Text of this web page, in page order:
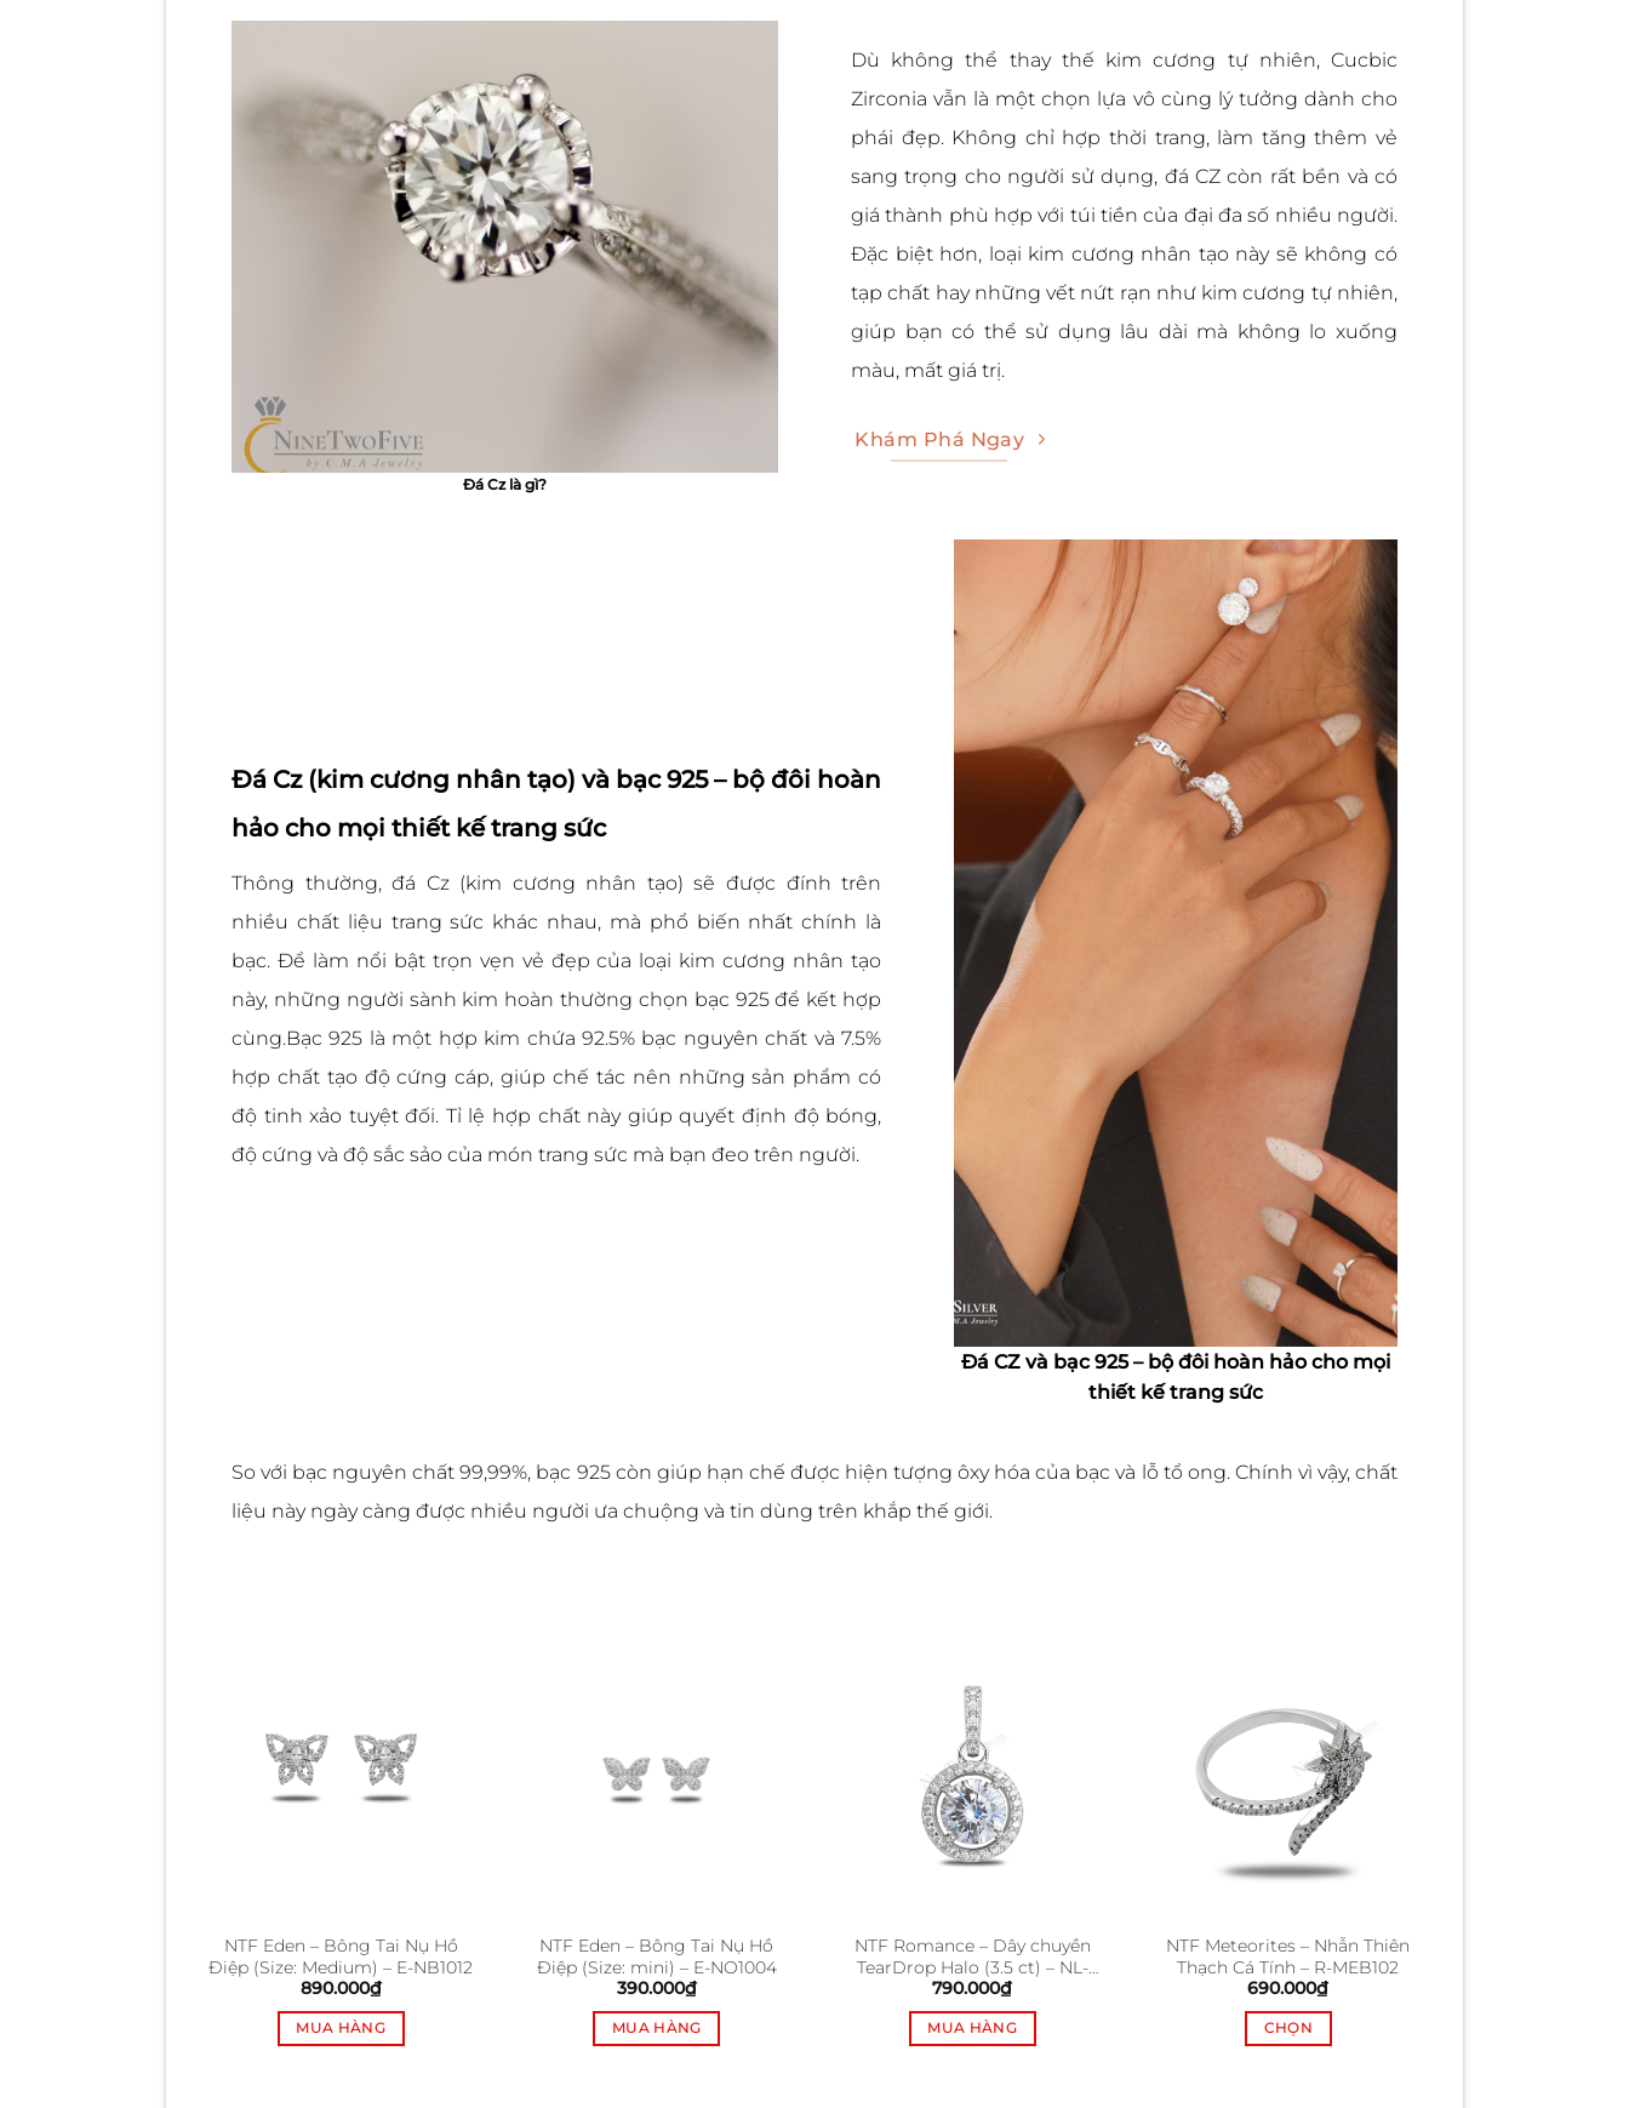
Đá Cz là gì?
Dù không thể thay thế kim cương tự nhiên, Cucbic
Zirconia vẫn là một chọn lựa vô cùng lý tưởng dành cho
phái đẹp. Không chỉ hợp thời trang, làm tăng thêm vẻ
sang trọng cho người sử dụng, đá CZ còn rất bền và có
giá thành phù hợp với túi tiền của đại đa số nhiều người.
Đặc biệt hơn, loại kim cương nhân tạo này sẽ không có
tạp chất hay những vết nứt rạn như kim cương tự nhiên,
giúp bạn có thể sử dụng lâu dài mà không lo xuống
màu, mất giá trị.
Khám Phá Ngay
Đá Cz (kim cương nhân tạo) và bạc 925 – bộ đôi hoàn
hảo cho mọi thiết kế trang sức
Thông thường, đá Cz (kim cương nhân tạo) sẽ được đính trên
nhiều chất liệu trang sức khác nhau, mà phổ biến nhất chính là
bạc. Để làm nổi bật trọn vẹn vẻ đẹp của loại kim cương nhân tạo
này, những người sành kim hoàn thường chọn bạc 925 để kết hợp
cùng.Bạc 925 là một hợp kim chứa 92.5% bạc nguyên chất và 7.5%
hợp chất tạo độ cứng cáp, giúp chế tác nên những sản phẩm có
độ tinh xảo tuyệt đối. Tỉ lệ hợp chất này giúp quyết định độ bóng,
độ cứng và độ sắc sảo của món trang sức mà bạn đeo trên người.
Đá CZ và bạc 925 – bộ đôi hoàn hảo cho mọi
thiết kế trang sức
So với bạc nguyên chất 99,99%, bạc 925 còn giúp hạn chế được hiện tượng ôxy hóa của bạc và lỗ tổ ong. Chính vì vậy, chất
liệu này ngày càng được nhiều người ưa chuộng và tin dùng trên khắp thế giới.
NTF Eden – Bông Tai Nụ Hồ
Điệp (Size: Medium) – E-NB1012
890.000₫
MUA HÀNG
NTF Eden – Bông Tai Nụ Hồ
Điệp (Size: mini) – E-NO1004
390.000₫
MUA HÀNG
NTF Romance – Dây chuyền
TearDrop Halo (3.5 ct) – NL-
ROB103
790.000₫
MUA HÀNG
NTF Meteorites – Nhẫn Thiên
Thạch Cá Tính – R-MEB102
690.000₫
CHỌN